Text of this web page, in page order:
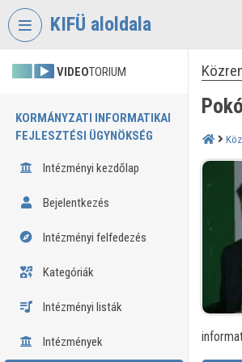
Fejléc kihagyása
KIFÜ aloldala
VIDEOTORIUM
KORMÁNYZATI INFORMATIKAI
FEJLESZTÉSI ÜGYNÖKSÉG
Intézményi kezdőlap
Bejelentkezés
Intézményi felfedezés
Kategóriák
Intézményi listák
Intézmények